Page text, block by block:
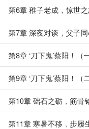
第6章 稚子老成，惊世
第7章 深夜对谈，父子
第8章 ‘刀下鬼’蔡阳！（
第9章 ‘刀下鬼’蔡阳！（
第10章 础石之砺，筋骨
第11章 寒暑不移，步履